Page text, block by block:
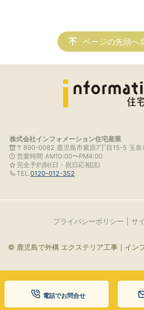
電話でお問合せ
ページの先頭へ
株式会社インフォメーション住宅産業
〒890-0082 鹿児島市紫原7丁目15-5 玉泉
営業時間 AM10:00〜PM4:00
完全予約制(日・祝日応相談)
TEL.0120-012-352
プライバシーポリシー サ
© 鹿児島で外構 エクステリア工事｜イン